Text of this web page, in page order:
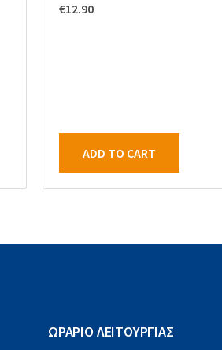
€12.90
ADD TO CART
ΩΡΑΡΙΟ ΛΕΙΤΟΥΡΓΙΑΣ